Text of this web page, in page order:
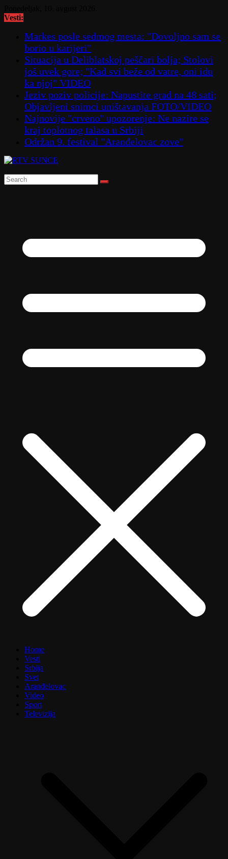
to
Vesti:
Markes posle sedmog mesta: "Dovoljno sam se
borio u karijeri"
Situacija u Deliblatskoj peščari bolja; Stolovi
još uvek gore; "Kad svi beže od vatre, oni idu
ka njoj" VIDEO
Jeziv poziv policije: Napustite grad na 48 sati;
Objavljeni snimci uništavanja FOTO/VIDEO
Najnovije "crveno" upozorenje: Ne nazire se
kraj toplotnog talasa u Srbiji
Održan 9. festival "Aranđelovac zove"
Home
Vesti
Srbija
Svet
Aranđelovac
Video
Sport
Televizija